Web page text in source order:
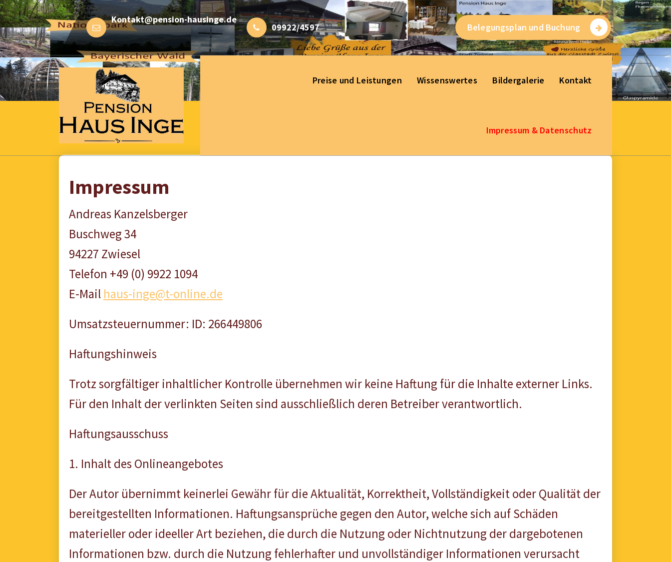
Skip
to
content
Kontakt@pension-hausinge.de
09922/4597 Belegungsplan und Buchung
Preise und Leistungen Wissenswertes Bildergalerie Kontakt
Impressum & Datenschutz
Impressum
Andreas Kanzelsberger
Buschweg 34
94227 Zwiesel
Telefon +49 (0) 9922 1094
E-Mail haus-inge@t-online.de
Umsatzsteuernummer: ID: 266449806
Haftungshinweis
Trotz sorgfältiger inhaltlicher Kontrolle übernehmen wir keine Haftung für die Inhalte externer Links.
Für den Inhalt der verlinkten Seiten sind ausschließlich deren Betreiber verantwortlich.
Haftungsausschuss
1. Inhalt des Onlineangebotes
Der Autor übernimmt keinerlei Gewähr für die Aktualität, Korrektheit, Vollständigkeit oder Qualität der
bereitgestellten Informationen. Haftungsansprüche gegen den Autor, welche sich auf Schäden
materieller oder ideeller Art beziehen, die durch die Nutzung oder Nichtnutzung der dargebotenen
Informationen bzw. durch die Nutzung fehlerhafter und unvollständiger Informationen verursacht